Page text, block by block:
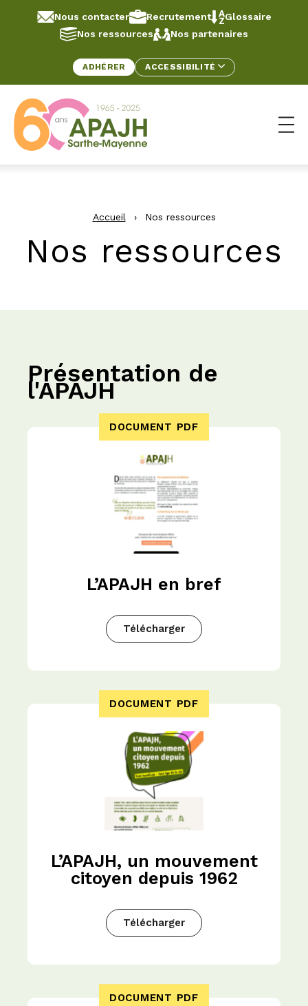
Aller au contenu
Nous contacter Recrutement
Glossaire
Nos ressources
Nos partenaires
ADHÉRER ACCESSIBILITÉ
Accueil › Nos ressources
Nos ressources
Présentation de
l'APAJH
L’APAJH en bref
Télécharger
DOCUMENT PDF
L’APAJH, un mouvement
citoyen depuis 1962
Télécharger
DOCUMENT PDF
DOCUMENT PDF
Panneau de gestion des cookies